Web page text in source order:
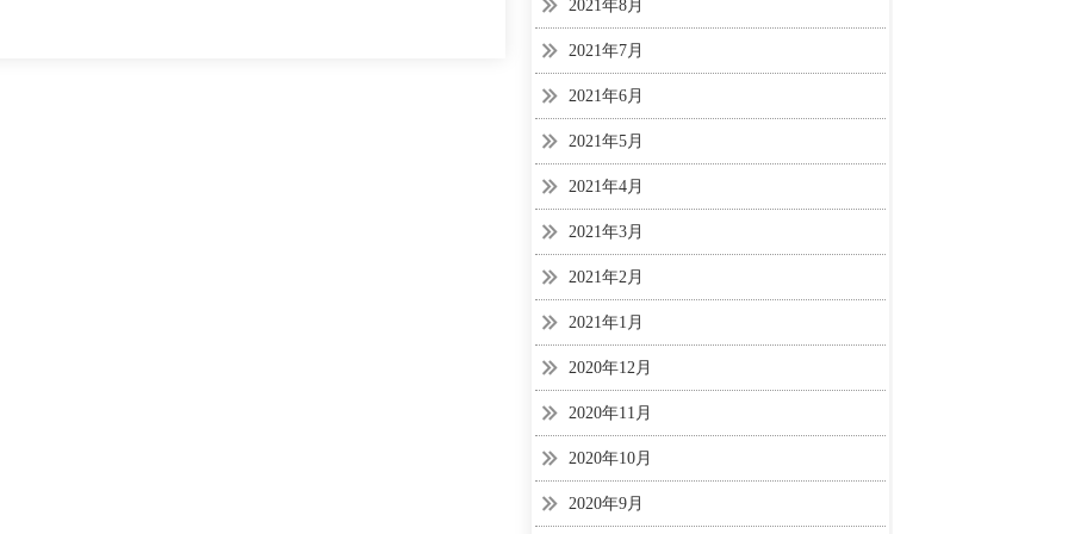
2021年8月
2021年7月
2021年6月
2021年5月
2021年4月
2021年3月
2021年2月
2021年1月
2020年12月
2020年11月
2020年10月
2020年9月